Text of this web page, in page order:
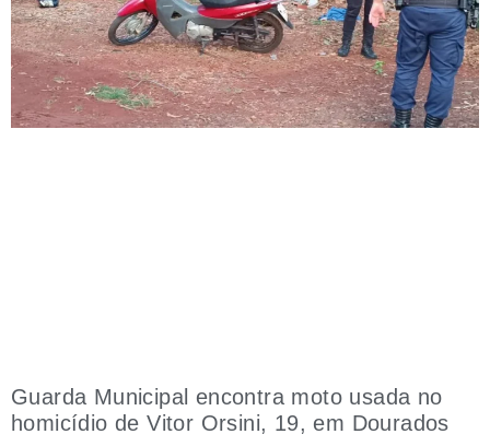
Guarda Municipal encontra moto usada no
homicídio de Vitor Orsini, 19, em Dourados